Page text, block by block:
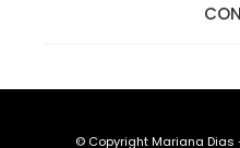
© Copyright Mariana Dias